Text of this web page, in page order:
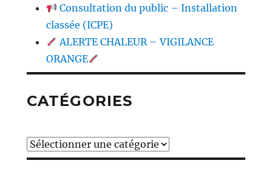
Consultation du public – Installation
classée (ICPE)
ALERTE CHALEUR – VIGILANCE
ORANGE
CATÉGORIES
Catégories